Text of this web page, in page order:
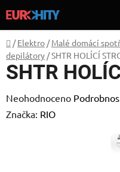
na
obsah
Domů
/ Elektro / Malé domácí
depilátory /SHTR HOLÍCÍ
SHTR
Průměrné
hodnocení
Neohodnoceno
Značka: RIO